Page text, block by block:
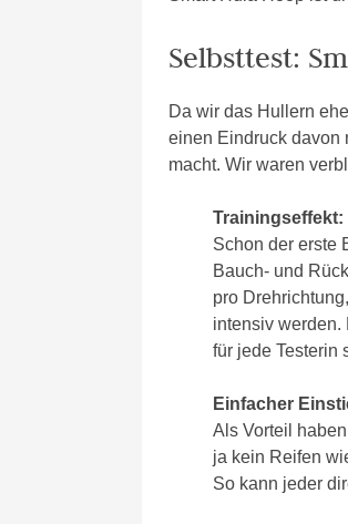
Selbsttest:
Da wir das Hullern
einen Eindruck davon
macht. Wir waren
Trainingseffekt:
Schon der erste
Bauch- und
pro
intensiv werden.
für jede Testerin
Einfacher
Als Vorteil
ja kein Reifen
So kann jeder